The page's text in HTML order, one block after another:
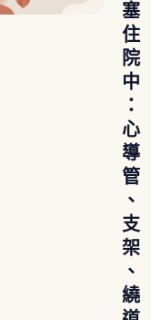
塞
住
院
中
：
心
導
管
、
支
架
、
繞